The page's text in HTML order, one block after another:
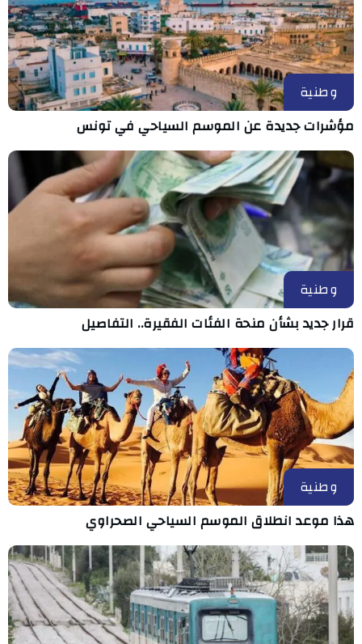
وطنية
مؤشرات جديدة عن الموسم السياحي في تونس
وطنية
قرار جديد بشأن منحة الفئات الفقيرة.. التفاصيل
وطنية
هذا موعد انطلاق الموسم السياحي الصحراوي